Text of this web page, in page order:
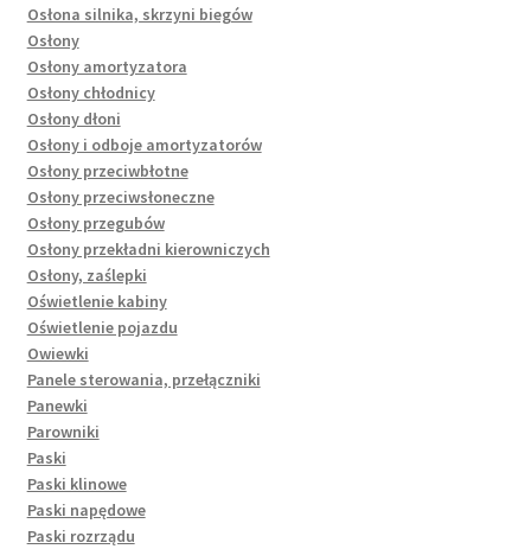
Osłona silnika, skrzyni biegów
Osłony
Osłony amortyzatora
Osłony chłodnicy
Osłony dłoni
Osłony i odboje amortyzatorów
Osłony przeciwbłotne
Osłony przeciwsłoneczne
Osłony przegubów
Osłony przekładni kierowniczych
Osłony, zaślepki
Oświetlenie kabiny
Oświetlenie pojazdu
Owiewki
Panele sterowania, przełączniki
Panewki
Parowniki
Paski
Paski klinowe
Paski napędowe
Paski rozrządu